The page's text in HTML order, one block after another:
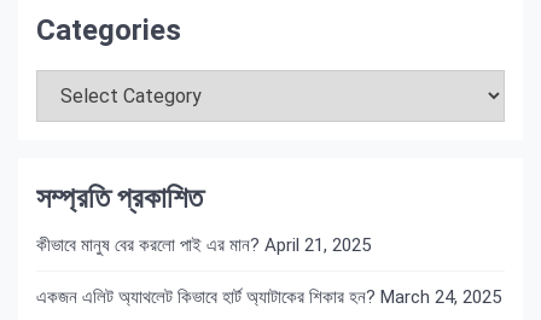
Categories
সম্প্রতি প্রকাশিত
কীভাবে মানুষ বের করলো পাই এর মান? April 21, 2025
একজন এলিট অ্যাথলেট কিভাবে হার্ট অ্যাটাকের শিকার হন? March 24, 2025